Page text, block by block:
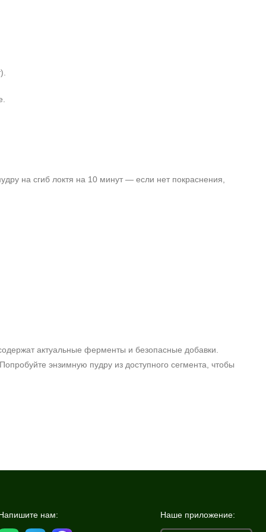
на сгиб локтя на 10 минут — если нет покраснения,
актуальные ферменты и безопасные добавки.
энзимную пудру из доступного сегмента, чтобы
нам: Наше приложение: